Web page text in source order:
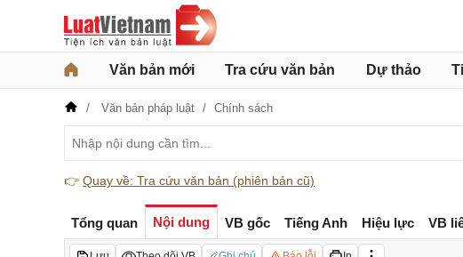
Văn bản mới Tra cứu văn bản Dự thảo
Văn bản pháp luật Chính sách
👉 Quay về: Tra cứu văn bản (phiên bản cũ)
Tổng quan Nội dung VB gốc Tiếng Anh Hiệu lực VB